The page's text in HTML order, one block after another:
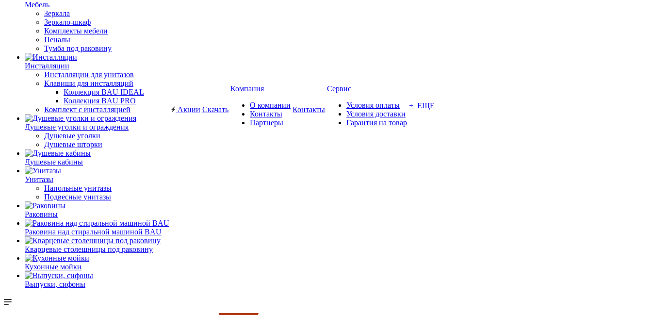
Мебель
Зеркала
Зеркало-шкаф
Комплекты мебели
Пеналы
Тумба под раковину
Инсталляции
Инсталляции для унитазов
Клавиши для инсталляций
Коллекция BAU IDEAL
Коллекция BAU PRO
Комплект с инсталляцией
Душевые уголки и ограждения
Душевые уголки
Душевые шторки
Душевые кабины
Унитазы
Напольные унитазы
Подвесные унитазы
Раковины
Раковина над стиральной машиной BAU
Кварцевые столешницы под раковину
Кухонные мойки
Выпуски, сифоны
Акции Скачать
Компания
О компании
Контакты
Партнеры
Контакты
Сервис
Условия оплаты
Условия доставки
Гарантия на товар
+ ЕЩЕ